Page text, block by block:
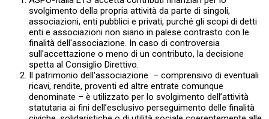
svolgimento della propria attività da parte di singoli,
associazioni, enti pubblici e privati, purché gli scopi di detti
enti e associazioni non siano in palese contrasto con le
finalità dell'associazione. In caso di controversia
sull'accettazione o meno di un contributo, la decisione
spetta al Consiglio Direttivo.
Il patrimonio dell'associazione – comprensivo di eventuali
ricavi, rendite, proventi ed altre entrate comunque
denominate – è utilizzato per lo svolgimento dell’attività
statutaria ai fini dell’esclusivo perseguimento delle finalità